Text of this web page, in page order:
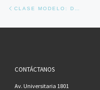
CONTÁCTANOS
Av. Universitaria 1801